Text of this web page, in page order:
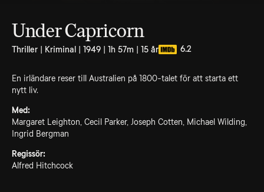
Under Capricorn
Thriller | Kriminal | 1949 | 1h 57m | 15 år 6.2
En irländare reser till Australien på 1800-talet för att starta ett
nytt liv.
Med:
Margaret Leighton, Cecil Parker, Joseph Cotten, Michael Wilding,
Ingrid Bergman
Regissör:
Alfred Hitchcock